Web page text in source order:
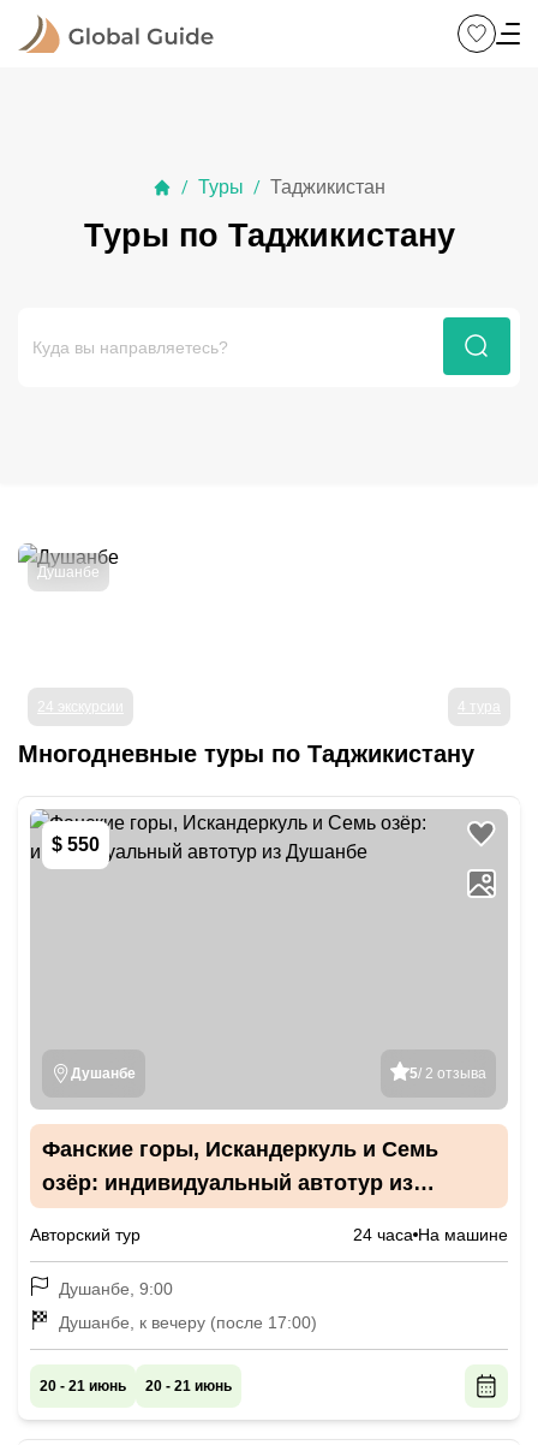
/ Туры / Таджикистан
Туры по Таджикистану
Душанбе
4 тура
24 экскурсии
Многодневные туры по Таджикистану
$ 550
5/ 2 отзыва
Душанбе
Фанские горы, Искандеркуль и Семь
озёр: индивидуальный автотур из
Авторский тур 24 часа На машине
Душанбе, 9:00
Душанбе, к вечеру (после 17:00)
20 - 21 июнь 20 - 21 июнь